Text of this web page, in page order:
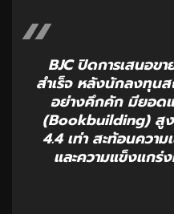
BJC ปิดการเสนอข
สำเร็จ หลังนักลงทุน
อย่างคึกคัก มียอด
(Bookbuilding) สูง
4.4 เท่า สะท้อนควา
และความแข็งแกร่